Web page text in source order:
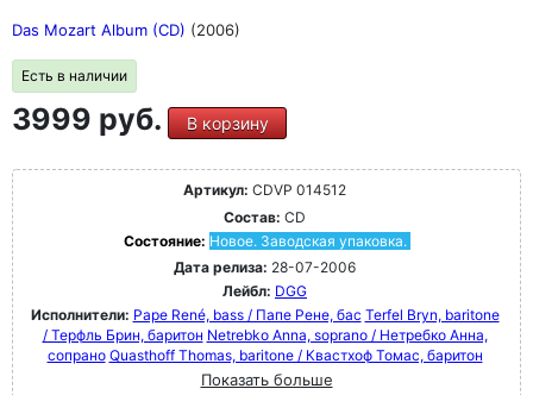
Das Mozart Album (CD) (2006)
Есть в наличии
3999 руб. В корзину
Артикул: CDVP 014512
Состав: CD
Состояние: Новое. Заводская упаковка.
Дата релиза: 28-07-2006
Лейбл: DGG
Исполнители: Pape René, bass / Папе Рене, бас Terfel Bryn, baritone
/ Терфль Брин, баритон Netrebko Anna, soprano / Нетребко Анна,
сопрано Quasthoff Thomas, baritone / Квастхоф Томас, баритон
Показать больше